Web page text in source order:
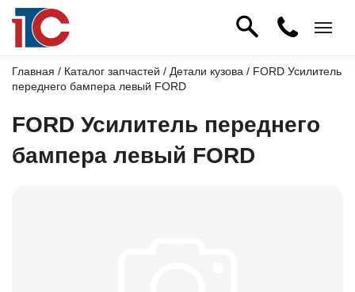
Главная / Каталог запчастей / Детали кузова / FORD Усилитель
переднего бампера левый FORD
FORD Усилитель переднего
бампера левый FORD